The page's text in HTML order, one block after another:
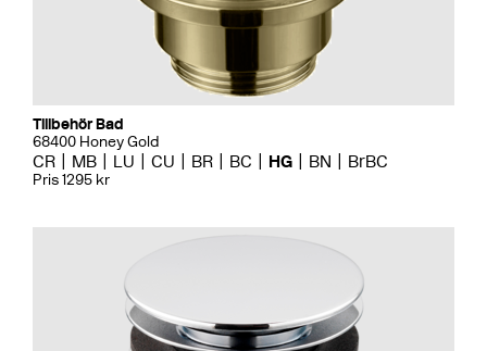
Tillbehör Bad
68400 Honey Gold
CR MB LU CU BR BC HG BN BrBC
Pris 1295 kr